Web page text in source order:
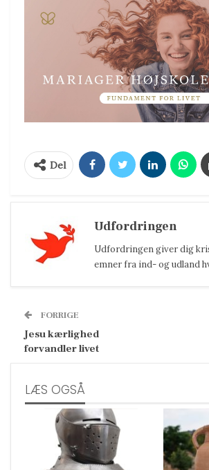
Del
Udfordringen
Udfordringen giver dig
emner fra ind- og udland
FORRIGE
Jesu kærlighed
forvandler livet
LÆS OGSÅ